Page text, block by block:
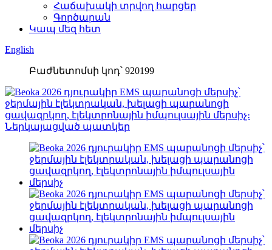
Հաճախակի տրվող հարցեր
Գործարան
Կապ մեզ հետ
English
Բաժնետոմսի կոդ՝ 920199